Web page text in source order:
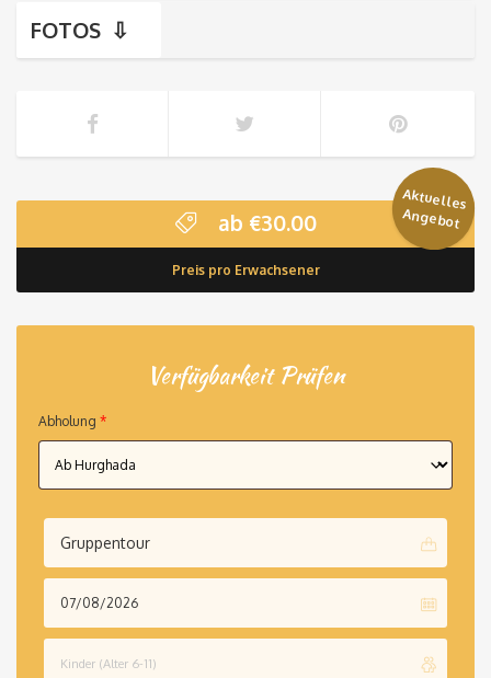
FOTOS
ab €30.00
Preis pro Erwachsener
Aktuelles
Angebot
Verfügbarkeit Prüfen
Gruppentour
Abholung *